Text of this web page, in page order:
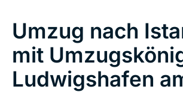
Umzug nach
mit
Ludwigshafen